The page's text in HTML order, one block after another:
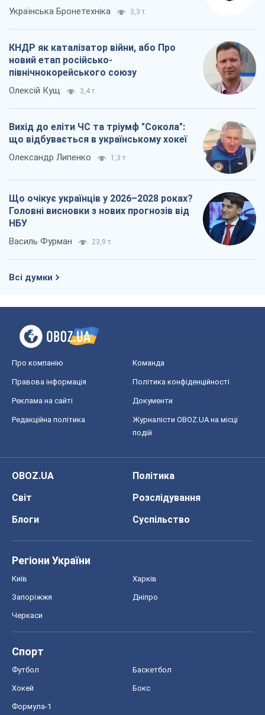
Українська Бронетехніка 3,3 т.
КНДР як каталізатор війни, або Про
новий етап російсько-
північнокорейського союзу
Олексій Кущ 3,4 т.
Вихід до еліти ЧС та тріумф "Сокола":
що відбувається в українському хокеї
Олександр Липенко 1,3 т.
Що очікує українців у 2026–2028 роках?
Головні висновки з нових прогнозів від
НБУ
Василь Фурман 23,9 т.
Всі думки
Про компанію Команда
Правова інформація Політика конфіденційності
Реклама на сайті Документи
Редакційна політика
Журналісти OBOZ.UA на місці
подій
OBOZ.UA
Політика
Світ
Розслідування
Блоги
Суспільство
Регіони України
Київ Харків
Запоріжжя Дніпро
Черкаси
Спорт
Футбол Баскетбол
Хокей Бокс
Формула-1